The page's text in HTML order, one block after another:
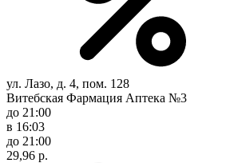
ул. Лазо, д. 4, пом. 128
Витебская Фармация Аптека №3
до 21:00
в 16:03
до 21:00
29,96 р.